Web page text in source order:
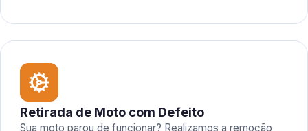
Retirada de Moto com Defeito
Sua moto parou de funcionar? Realizamos a remoção